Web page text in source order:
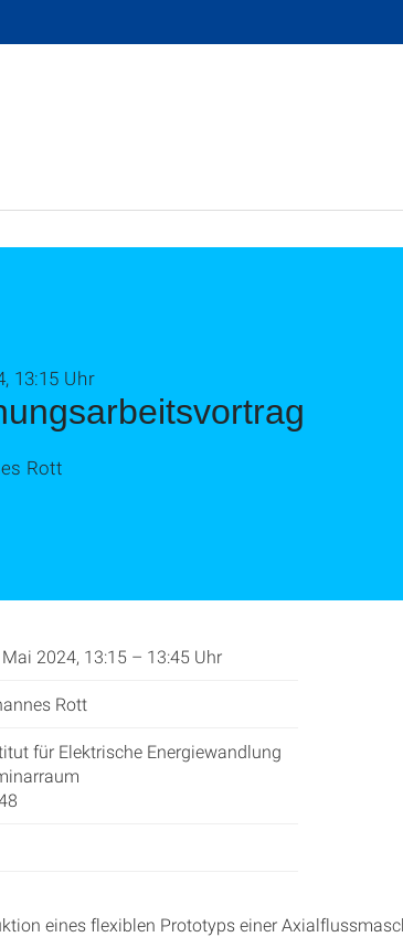
13:15 Uhr
Rott
2024, 13:15 – 13:45 Uhr
Rott
für Elektrische Energiewandlung
eines flexiblen Prototyps einer